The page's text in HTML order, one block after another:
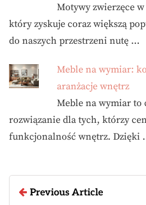
Motywy zwierzęce
który zyskuje coraz większą
do naszych przestrzeni nutę …
Meble na wymiar:
aranżacje wnętrz
Meble na wymiar to
rozwiązanie dla tych, którzy
funkcjonalność wnętrz. Dzięki
Previous Article